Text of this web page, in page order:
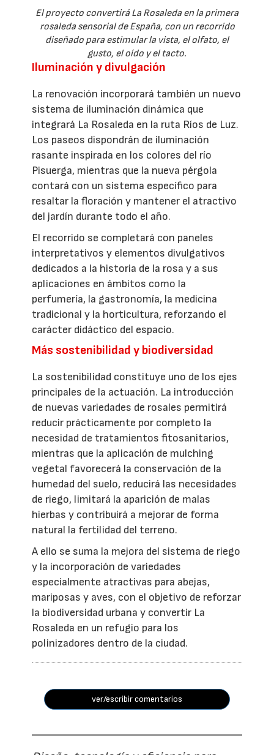
El proyecto convertirá La Rosaleda en la primera
rosaleda sensorial de España, con un recorrido
diseñado para estimular la vista, el olfato, el
gusto, el oído y el tacto.
Iluminación y divulgación
La renovación incorporará también un nuevo
sistema de iluminación dinámica que
integrará La Rosaleda en la ruta Ríos de Luz.
Los paseos dispondrán de iluminación
rasante inspirada en los colores del río
Pisuerga, mientras que la nueva pérgola
contará con un sistema específico para
resaltar la floración y mantener el atractivo
del jardín durante todo el año.
El recorrido se completará con paneles
interpretativos y elementos divulgativos
dedicados a la historia de la rosa y a sus
aplicaciones en ámbitos como la
perfumería, la gastronomía, la medicina
tradicional y la horticultura, reforzando el
carácter didáctico del espacio.
Más sostenibilidad y biodiversidad
La sostenibilidad constituye uno de los ejes
principales de la actuación. La introducción
de nuevas variedades de rosales permitirá
reducir prácticamente por completo la
necesidad de tratamientos fitosanitarios,
mientras que la aplicación de mulching
vegetal favorecerá la conservación de la
humedad del suelo, reducirá las necesidades
de riego, limitará la aparición de malas
hierbas y contribuirá a mejorar de forma
natural la fertilidad del terreno.
A ello se suma la mejora del sistema de riego
y la incorporación de variedades
especialmente atractivas para abejas,
mariposas y aves, con el objetivo de reforzar
la biodiversidad urbana y convertir La
Rosaleda en un refugio para los
polinizadores dentro de la ciudad.
ver/escribir comentarios